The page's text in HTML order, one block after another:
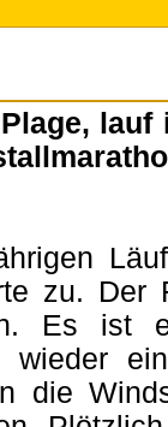
lauf
zu. Der
Es ist
wieder
die